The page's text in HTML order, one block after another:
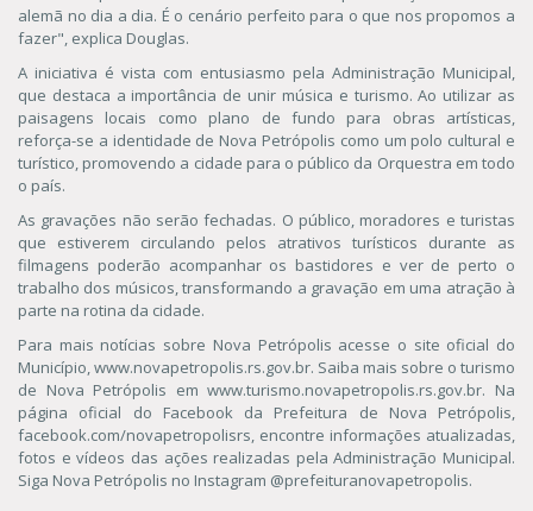
alemã no dia a dia. É o cenário perfeito para o que nos propomos a
fazer", explica Douglas.
A iniciativa é vista com entusiasmo pela Administração Municipal,
que destaca a importância de unir música e turismo. Ao utilizar as
paisagens locais como plano de fundo para obras artísticas,
reforça-se a identidade de Nova Petrópolis como um polo cultural e
turístico, promovendo a cidade para o público da Orquestra em todo
o país.
As gravações não serão fechadas. O público, moradores e turistas
que estiverem circulando pelos atrativos turísticos durante as
filmagens poderão acompanhar os bastidores e ver de perto o
trabalho dos músicos, transformando a gravação em uma atração à
parte na rotina da cidade.
Para mais notícias sobre Nova Petrópolis acesse o site oficial do
Município, www.novapetropolis.rs.gov.br. Saiba mais sobre o turismo
de Nova Petrópolis em www.turismo.novapetropolis.rs.gov.br. Na
página oficial do Facebook da Prefeitura de Nova Petrópolis,
facebook.com/novapetropolisrs, encontre informações atualizadas,
fotos e vídeos das ações realizadas pela Administração Municipal.
Siga Nova Petrópolis no Instagram @prefeituranovapetropolis.